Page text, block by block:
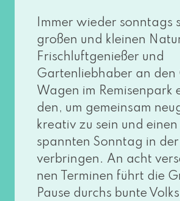
Immer wie­der sonn­tags
gro­ßen und klei­nen
Frischluftgenießer und
Gartenliebhaber an den
Wagen im
den, um gemein­sam
krea­tiv zu sein und
spann­ten Sonntag in
ver­brin­gen. An acht
nen Terminen führt die
Pause durchs bun­te